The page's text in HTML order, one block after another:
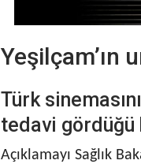
Yeşilçam’ın
Türk
tedavi gördüğü
Açıklamayı Sağlık